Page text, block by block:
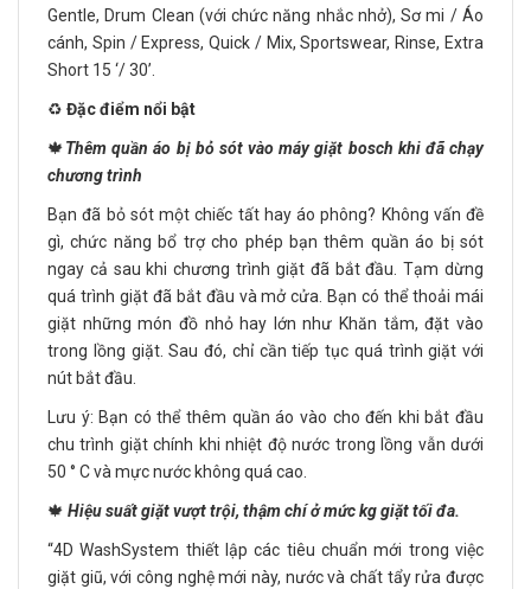
Gentle, Drum Clean (với chức năng nhắc nhở), Sơ mi / Áo
cánh, Spin / Express, Quick / Mix, Sportswear, Rinse, Extra
Short 15 ‘/ 30’.
♻️ Đặc điểm nổi bật
🍁Thêm quần áo bị bỏ sót vào máy giặt bosch khi đã chạy
chương trình
Bạn đã bỏ sót một chiếc tất hay áo phông? Không vấn đề
gì, chức năng bổ trợ cho phép bạn thêm quần áo bị sót
ngay cả sau khi chương trình giặt đã bắt đầu. Tạm dừng
quá trình giặt đã bắt đầu và mở cửa. Bạn có thể thoải mái
giặt những món đồ nhỏ hay lớn như Khăn tắm, đặt vào
trong lồng giặt. Sau đó, chỉ cần tiếp tục quá trình giặt với
nút bắt đầu.
Lưu ý: Bạn có thể thêm quần áo vào cho đến khi bắt đầu
chu trình giặt chính khi nhiệt độ nước trong lồng vẫn dưới
50 ° C và mực nước không quá cao.
🍁 Hiệu suất giặt vượt trội, thậm chí ở mức kg giặt tối đa.
“4D WashSystem thiết lập các tiêu chuẩn mới trong việc
giặt giũ, với công nghệ mới này, nước và chất tẩy rửa được